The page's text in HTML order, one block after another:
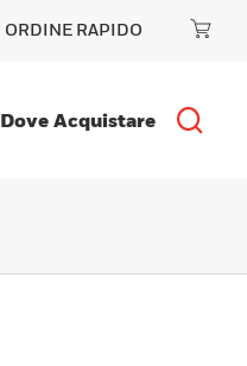
ORDINE RAPIDO
Dove Acquistare